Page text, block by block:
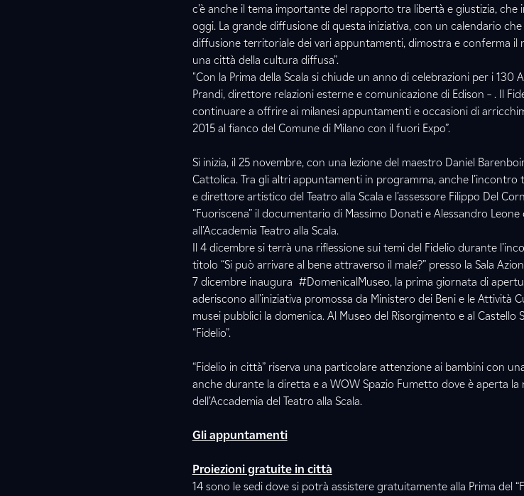
c’è anche il tema importante del rapporto tra libertà e giustizia,
oggi. La grande diffusione di questa iniziativa, con un calendario
diffusione territoriale dei vari appuntamenti, dimostra e conferma il
una città della cultura diffusa”.
"Con la Prima della Scala si chiude un anno di celebrazioni per i 130
Prandi, direttore relazioni esterne e comunicazione di Edison – . Il
continuare a offrire ai milanesi appuntamenti e occasioni di
2015 al fianco del Comune di Milano con il fuori Expo”.
Si inizia, il 25 novembre, con una lezione del maestro Daniel
Cattolica. Tra gli altri appuntamenti in programma, anche l’incontro
e direttore artistico del Teatro alla Scala e l’assessore Filippo Del
“Fuoriscena” il documentario di Massimo Donati e Alessandro
all’Accademia Teatro alla Scala.
Il 4 dicembre si terrà una riflessione sui temi del Fidelio durante
titolo “Si può arrivare al bene attraverso il male?” presso la Sala
7 dicembre inaugura #DomenicalMuseo, la prima giornata di
aderiscono all’iniziativa promossa da Ministero dei Beni e le Attività
musei pubblici la domenica. Al Museo del Risorgimento e al Castello
“Fidelio”.
“Fidelio in città” riserva una particolare attenzione ai bambini con
anche durante la diretta e a WOW Spazio Fumetto dove è aperta
dell’Accademia del Teatro alla Scala.
Gli appuntamenti
Proiezioni gratuite in città
14 sono le sedi dove si potrà assistere gratuitamente alla Prima del